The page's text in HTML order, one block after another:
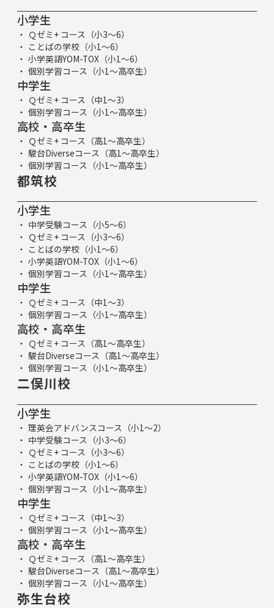
小学生
Ｑゼミ+ コース（小3～6）
ことばの学校（小1～6）
小学英語YOM-TOX（小1～6）
個別学習コース（小1～高卒生）
中学生
Ｑゼミ+ コース（中1～3）
個別学習コース（小1～高卒生）
高校・高卒生
Ｑゼミ+ コース（高1～高卒生）
駿台Diverseコース（高1～高卒生）
個別学習コース（小1～高卒生）
都筑校
小学生
中学受験コース（小5～6）
Ｑゼミ+ コース（小3～6）
ことばの学校（小1～6）
小学英語YOM-TOX（小1～6）
個別学習コース（小1～高卒生）
中学生
Ｑゼミ+ コース（中1～3）
個別学習コース（小1～高卒生）
高校・高卒生
Ｑゼミ+ コース（高1～高卒生）
駿台Diverseコース（高1～高卒生）
個別学習コース（小1～高卒生）
二俣川校
小学生
理英会アドバンスコース（小1～2）
中学受験コース（小3～6）
Ｑゼミ+ コース（小3～6）
ことばの学校（小1～6）
小学英語YOM-TOX（小1～6）
個別学習コース（小1～高卒生）
中学生
Ｑゼミ+ コース（中1～3）
個別学習コース（小1～高卒生）
高校・高卒生
Ｑゼミ+ コース（高1～高卒生）
駿台Diverseコース（高1～高卒生）
個別学習コース（小1～高卒生）
弥生台校